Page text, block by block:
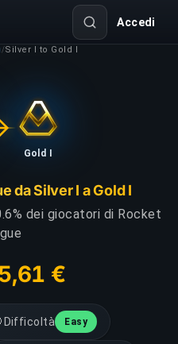
Accedi
/Silver I to Gold I
Gold I
da Silver I a Gold I
dei giocatori di Rocket
€
Difficoltà Easy